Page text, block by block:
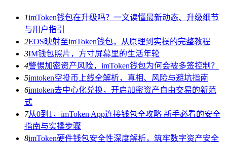
1imToken钱包在升级吗？一文读懂最新动态、升级细节
与用户指引
2EOS映射至imToken钱包，从原理到实操的完整教程
3IM钱包照片，方寸屏幕里的生活年轮
4警惕加密资产风险，imToken钱包为何会被多签控制？
5imtoken空投币上线全解析，真相、风险与避坑指南
6imtoken去中心化兑换，开启加密资产自由交易的新范
式
7从0到1，imToken App连接钱包全攻略 新手必看的安全
指南与实操步骤
8imToken硬件钱包安全性深度解析，筑牢数字资产安全